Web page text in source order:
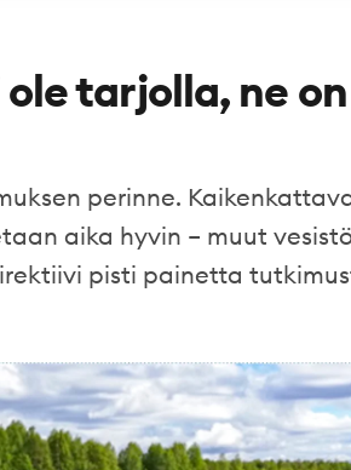
tarjolla, ne on
perinne.
aika hyvin – muut
pisti painetta